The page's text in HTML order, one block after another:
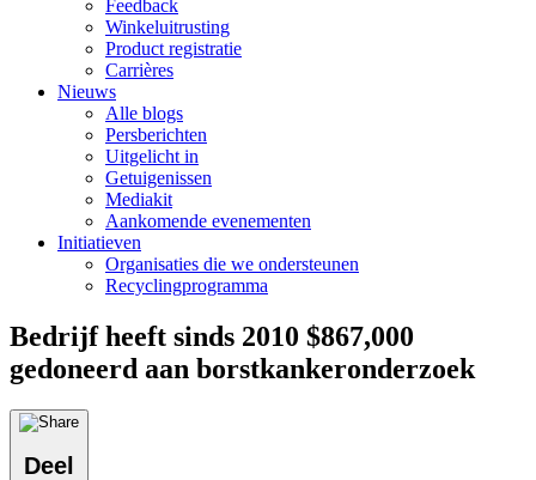
Feedback
Winkeluitrusting
Product registratie
Carrières
Nieuws
Alle blogs
Persberichten
Uitgelicht in
Getuigenissen
Mediakit
Aankomende evenementen
Initiatieven
Organisaties die we ondersteunen
Recyclingprogramma
Bedrijf heeft sinds 2010 $867,000
gedoneerd aan borstkankeronderzoek
Deel